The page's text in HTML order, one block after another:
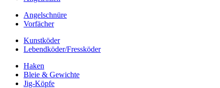
Angelschnüre
Vorfächer
Kunstköder
Lebendköder/Fressköder
Haken
Bleie & Gewichte
Jig-Köpfe